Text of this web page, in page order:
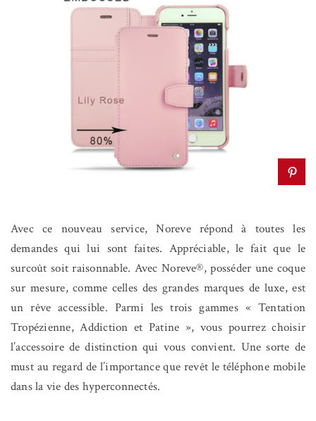
Avec ce nouveau service, Noreve répond à toutes les
demandes qui lui sont faites. Appréciable, le fait que le
surcoût soit raisonnable. Avec Noreve®, posséder une coque
sur mesure, comme celles des grandes marques de luxe, est
un rêve accessible. Parmi les trois gammes « Tentation
Tropézienne, Addiction et Patine », vous pourrez choisir
l’accessoire de distinction qui vous convient. Une sorte de
must au regard de l’importance que revêt le téléphone mobile
dans la vie des hyperconnectés.